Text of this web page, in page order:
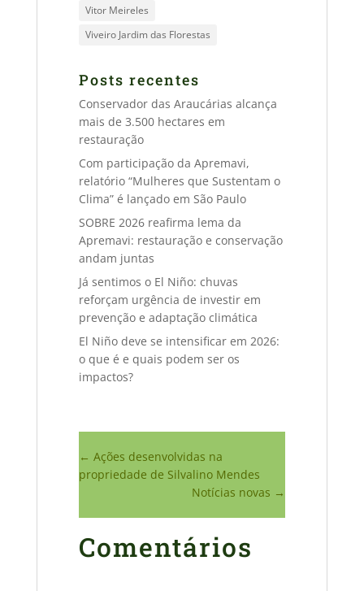
Vitor Meireles
Viveiro Jardim das Florestas
Posts recentes
Conservador das Araucárias alcança
mais de 3.500 hectares em
restauração
Com participação da Apremavi,
relatório “Mulheres que Sustentam o
Clima” é lançado em São Paulo
SOBRE 2026 reafirma lema da
Apremavi: restauração e conservação
andam juntas
Já sentimos o El Niño: chuvas
reforçam urgência de investir em
prevenção e adaptação climática
El Niño deve se intensificar em 2026:
o que é e quais podem ser os
impactos?
← Ações desenvolvidas na
propriedade de Silvalino Mendes
Notícias novas →
Comentários